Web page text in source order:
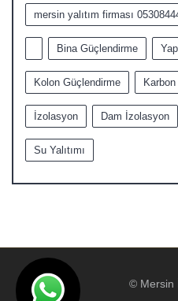
mersin yalıtım firması
Bina Güçlendirme
Kolon Güçlendirme
İzolasyon Dam İzolasyon
Su Yalıtımı
© Mersin